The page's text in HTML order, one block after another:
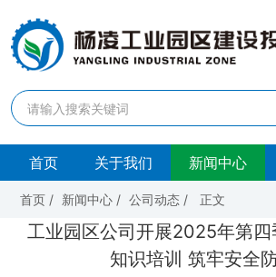
首页 关于我们 新闻中心
首页 / 新闻中心 / 公司动态 / 正文
工业园区公司开展2025年第
知识培训 筑牢安全